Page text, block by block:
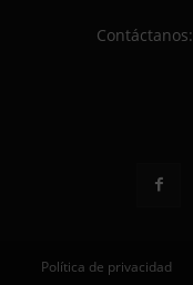
Contáctanos:
Política de privacidad